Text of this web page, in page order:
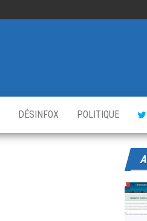
DÉSINFOX POLITIQUE